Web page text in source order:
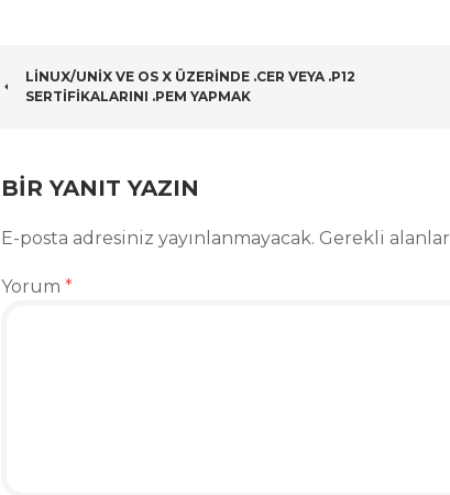
POST
LINUX/UNIX VE OS X ÜZERINDE .CER VEYA .P12
SERTIFIKALARINI .PEM YAPMAK
BIR YANIT YAZIN
E-posta adresiniz yayınlanmayacak. Gerekli alanlar
Yorum *